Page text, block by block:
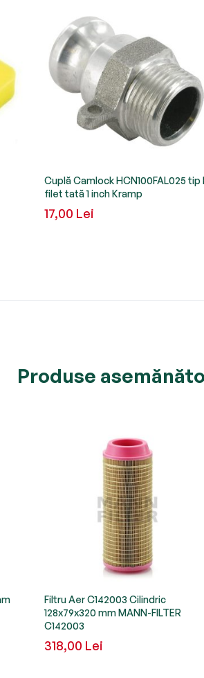
Cuplă Camlock HCN100FAL025 tip
filet tată 1 inch Kramp
17,00 Lei
Produse
Filtru Aer C142003 Cilindric
128x79x320 mm MANN-FILTER
C142003
318,00 Lei